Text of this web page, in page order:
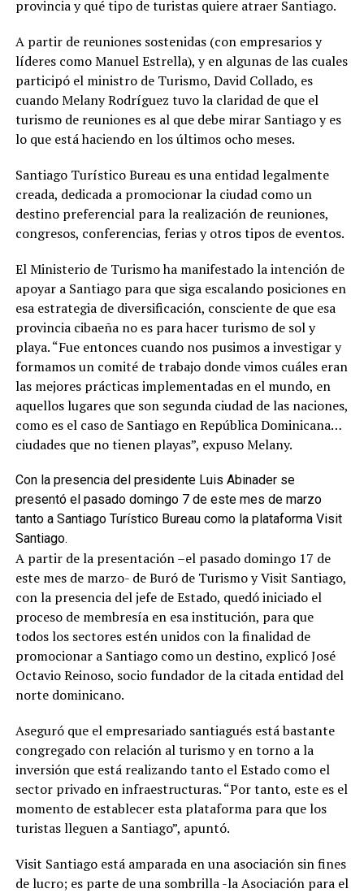
provincia y qué tipo de turistas quiere atraer Santiago.
A partir de reuniones sostenidas (con empresarios y
líderes como Manuel Estrella), y en algunas de las cuales
participó el ministro de Turismo, David Collado, es
cuando Melany Rodríguez tuvo la claridad de que el
turismo de reuniones es al que debe mirar Santiago y es
lo que está haciendo en los últimos ocho meses.
Santiago Turístico Bureau es una entidad legalmente
creada, dedicada a promocionar la ciudad como un
destino preferencial para la realización de reuniones,
congresos, conferencias, ferias y otros tipos de eventos.
El Ministerio de Turismo ha manifestado la intención de
apoyar a Santiago para que siga escalando posiciones en
esa estrategia de diversificación, consciente de que esa
provincia cibaeña no es para hacer turismo de sol y
playa. “Fue entonces cuando nos pusimos a investigar y
formamos un comité de trabajo donde vimos cuáles eran
las mejores prácticas implementadas en el mundo, en
aquellos lugares que son segunda ciudad de las naciones,
como es el caso de Santiago en República Dominicana…
ciudades que no tienen playas”, expuso Melany.
Con la presencia del presidente Luis Abinader se
presentó el pasado domingo 7 de este mes de marzo
tanto a Santiago Turístico Bureau como la plataforma Visit
Santiago.
A partir de la presentación –el pasado domingo 17 de
este mes de marzo- de Buró de Turismo y Visit Santiago,
con la presencia del jefe de Estado, quedó iniciado el
proceso de membresía en esa institución, para que
todos los sectores estén unidos con la finalidad de
promocionar a Santiago como un destino, explicó José
Octavio Reinoso, socio fundador de la citada entidad del
norte dominicano.
Aseguró que el empresariado santiagués está bastante
congregado con relación al turismo y en torno a la
inversión que está realizando tanto el Estado como el
sector privado en infraestructuras. “Por tanto, este es el
momento de establecer esta plataforma para que los
turistas lleguen a Santiago”, apuntó.
Visit Santiago está amparada en una asociación sin fines
de lucro; es parte de una sombrilla -la Asociación para el